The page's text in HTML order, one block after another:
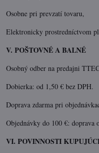
Osobne pri prevzatí tovaru,
Elektronicky prostredníctvom
V. POŠTOVNÉ A BALNÉ
Osobný odber na predajni
Dobierka: od 1,50 € bez DPH.
Doprava zdarma pri
Objednávky do 100 €: doprava
VI. POVINNOSTI